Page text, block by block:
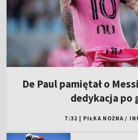
De Paul pamiętał o
dedykacja po
7:32 PIŁKA NOŻNA /